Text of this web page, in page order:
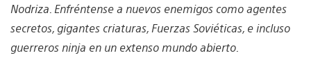
Nodriza. Enfréntense a nuevos enemigos como agentes
secretos, gigantes criaturas, Fuerzas Soviéticas, e incluso
guerreros ninja en un extenso mundo abierto.